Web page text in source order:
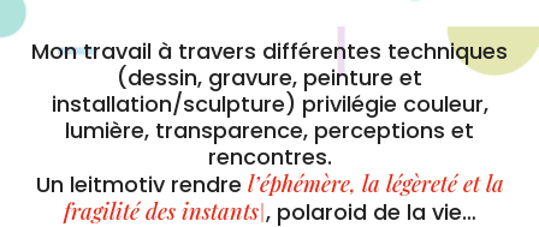
Mon travail à travers différentes techniques
(dessin, gravure, peinture et
installation/sculpture) privilégie couleur,
lumière, transparence, perceptions et
rencontres.
Un leitmotiv rendrel’éphémère, la| , polaroid de
la vie…